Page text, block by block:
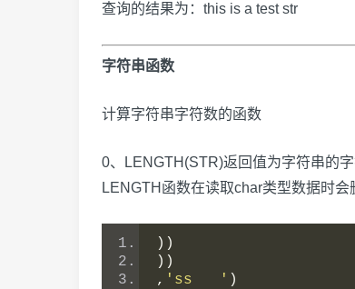
查询的结果为：this is a test str
字符串函数
计算字符串字符数的函数
0、LENGTH(STR)返回值为字符串的
LENGTH函数在读取char类型数据时
))
))
, 'ss   ' )